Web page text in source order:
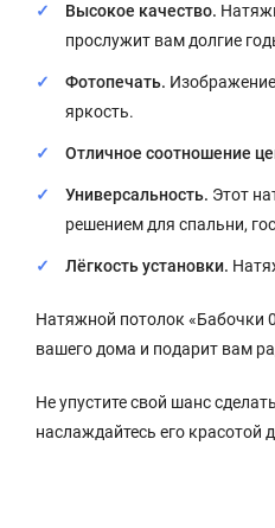
Высокое качество.
прослужит вам долгие
Фотопечать.
яркость.
Отличное соотношение
Универсальность. Этот
решением для спальни,
Лёгкость установки.
Натяжной потолок «Бабочки
вашего дома и подарит вам
Не упустите свой шанс
наслаждайтесь его красотой